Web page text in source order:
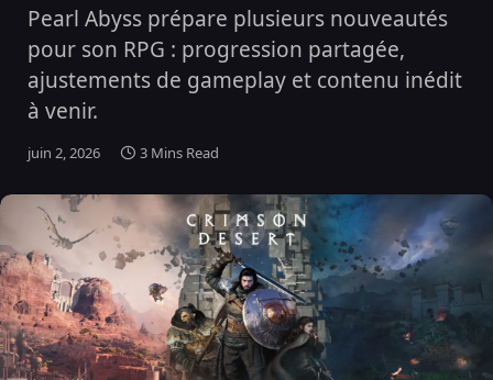
Pearl Abyss prépare plusieurs nouveautés
pour son RPG : progression partagée,
ajustements de gameplay et contenu inédit
à venir.
juin 2, 2026 3 Mins Read